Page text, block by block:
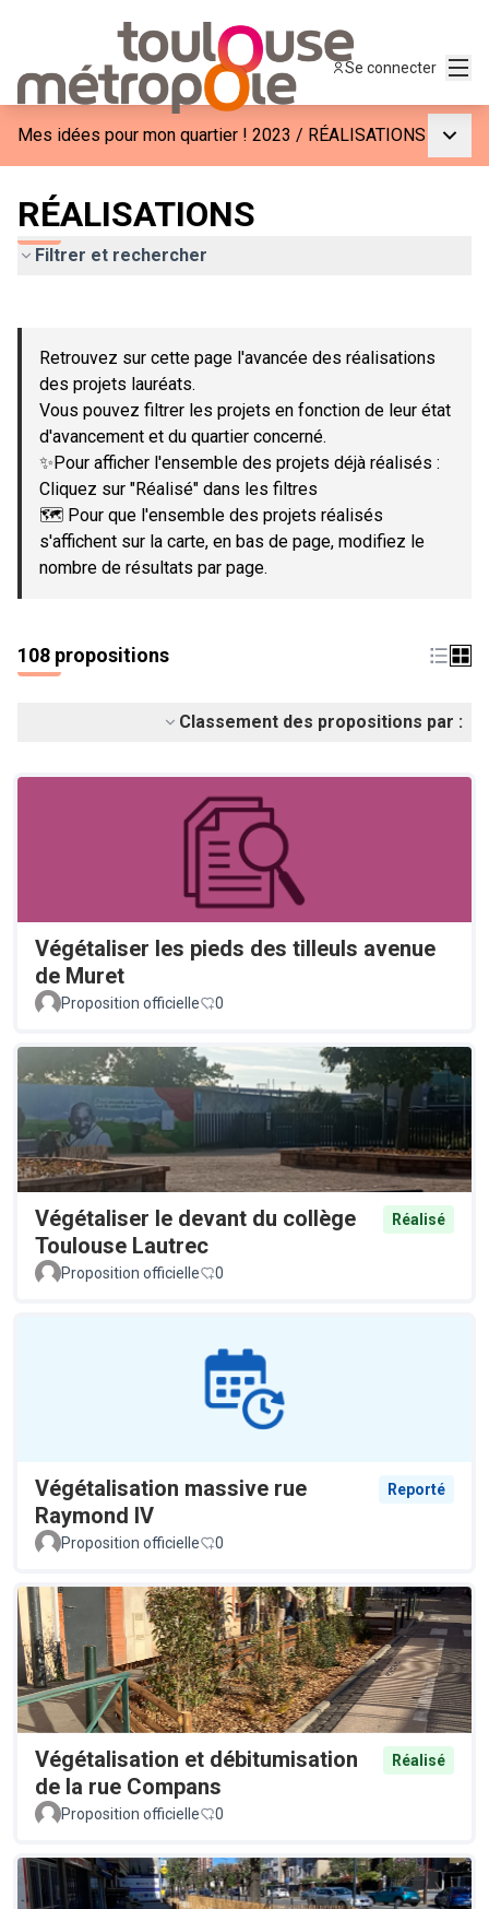
Se connecter
Mes idées pour mon quartier ! 2023 / RÉALISATIONS
RÉALISATIONS
Filtrer et rechercher
−
Retrouvez sur cette page l'avancée des réalisations
des projets lauréats.
Vous pouvez filtrer les projets en fonction de leur état
d'avancement et du quartier concerné.
✨Pour afficher l'ensemble des projets déjà réalisés :
Cliquez sur "Réalisé" dans les filtres
🗺️ Pour que l'ensemble des projets réalisés
s'affichent sur la carte, en bas de page, modifiez le
nombre de résultats par page.
108 propositions
Classement des propositions par :
Végétaliser les pieds des tilleuls avenue
de Muret
Proposition officielle 0
Végétaliser le devant du collège
Toulouse Lautrec
Réalisé
Proposition officielle 0
Végétalisation massive rue
Raymond IV
Reporté
Proposition officielle 0
Végétalisation et débitumisation
de la rue Compans
Réalisé
Proposition officielle 0